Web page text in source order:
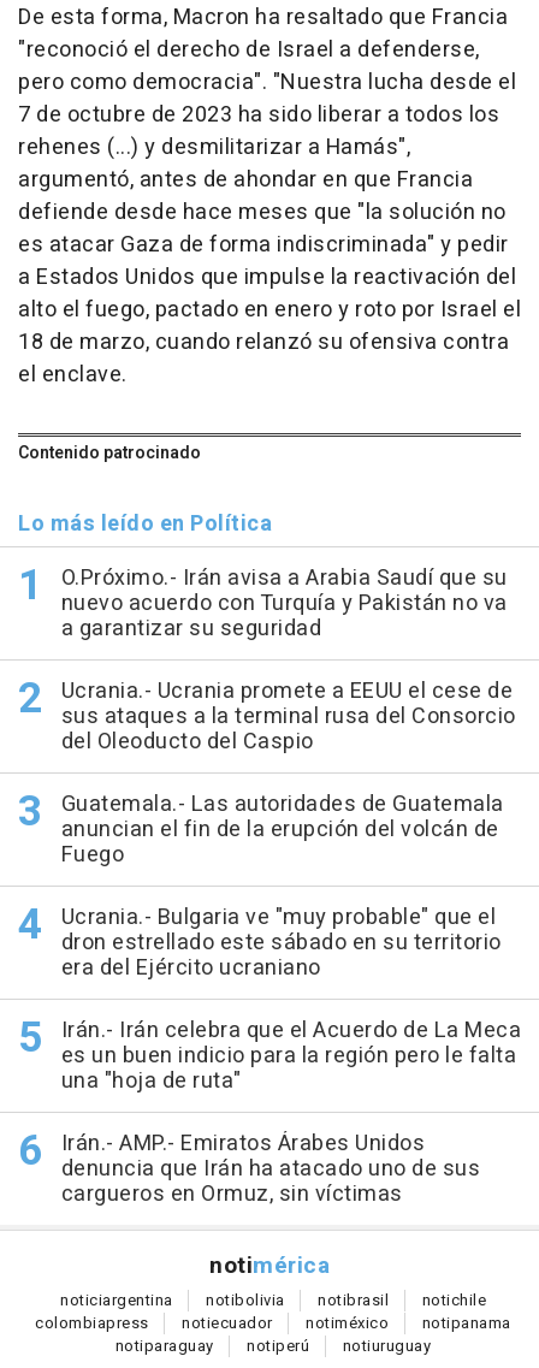
De esta forma, Macron ha resaltado que Francia
"reconoció el derecho de Israel a defenderse,
pero como democracia". "Nuestra lucha desde el
7 de octubre de 2023 ha sido liberar a todos los
rehenes (...) y desmilitarizar a Hamás",
argumentó, antes de ahondar en que Francia
defiende desde hace meses que "la solución no
es atacar Gaza de forma indiscriminada" y pedir
a Estados Unidos que impulse la reactivación del
alto el fuego, pactado en enero y roto por Israel el
18 de marzo, cuando relanzó su ofensiva contra
el enclave.
Contenido patrocinado
Lo más leído en Política
O.Próximo.- Irán avisa a Arabia Saudí que su
nuevo acuerdo con Turquía y Pakistán no va
a garantizar su seguridad
Ucrania.- Ucrania promete a EEUU el cese de
sus ataques a la terminal rusa del Consorcio
del Oleoducto del Caspio
Guatemala.- Las autoridades de Guatemala
anuncian el fin de la erupción del volcán de
Fuego
Ucrania.- Bulgaria ve "muy probable" que el
dron estrellado este sábado en su territorio
era del Ejército ucraniano
Irán.- Irán celebra que el Acuerdo de La Meca
es un buen indicio para la región pero le falta
una "hoja de ruta"
Irán.- AMP.- Emiratos Árabes Unidos
denuncia que Irán ha atacado uno de sus
cargueros en Ormuz, sin víctimas
notimérica
noticiargentina notibolivia notibrasil notichile
colombiapress notiecuador notiméxico notipanama
notiparaguay notiperú notiuruguay